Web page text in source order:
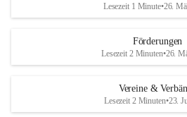
Lesezeit 1 Minute•26.
Förderungen
Lesezeit 2 Minuten•26.
Vereine &
Lesezeit 2 Minuten•23.